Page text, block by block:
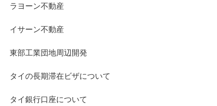
ラヨーン不動産
イサーン不動産
東部工業団地周辺開発
タイの長期滞在ビザについて
タイ銀行口座について